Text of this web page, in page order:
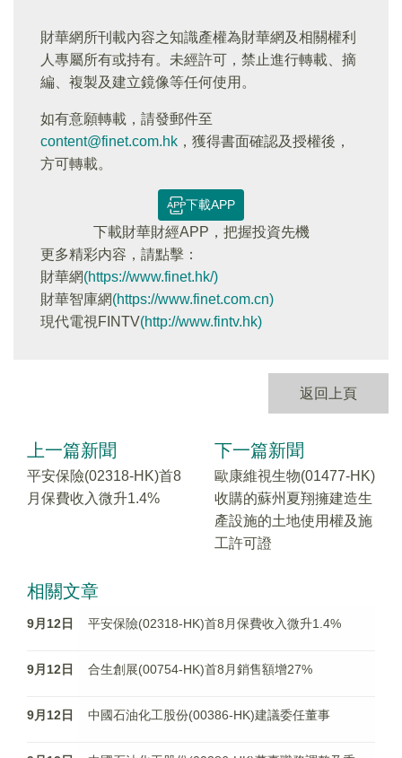
財華網所刊載內容之知識產權為財華網及相關權利
人專屬所有或持有。未經許可，禁止進行轉載、摘
編、複製及建立鏡像等任何使用。
如有意願轉載，請發郵件至
content@finet.com.hk ，獲得書面確認及授權後，
方可轉載。
下載APP
下載財華財經APP，把握投資先機
更多精彩内容，請點擊：
財華網(https://www.finet.hk/)
財華智庫網(https://www.finet.com.cn)
現代電視FINTV(http://www.fintv.hk)
返回上頁
上一篇新聞
平安保險(02318-HK)首8
月保費收入微升1.4%
下一篇新聞
歐康維視生物(01477-HK)
收購的蘇州夏翔擁建造生
產設施的土地使用權及施
工許可證
相關文章
9月12日 平安保險(02318-HK)首8月保費收入微升1.4%
9月12日 合生創展(00754-HK)首8月銷售額增27%
9月12日 中國石油化工股份(00386-HK)建議委任董事